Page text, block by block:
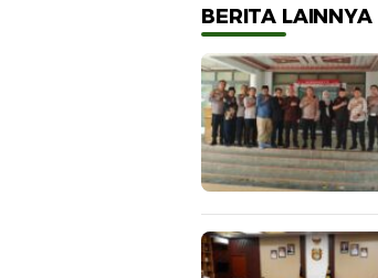
BERITA LAINNYA